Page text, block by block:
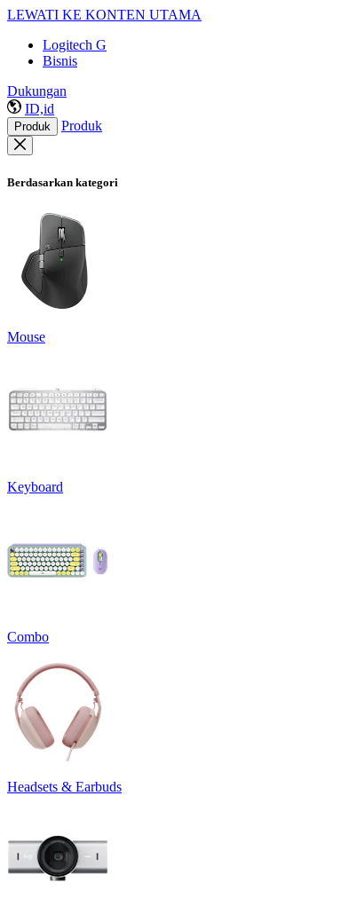
LEWATI KE KONTEN UTAMA
Logitech G
Bisnis
Dukungan
ID,id
Produk Produk
Berdasarkan kategori
Mouse
Keyboard
Combo
Headsets & Earbuds